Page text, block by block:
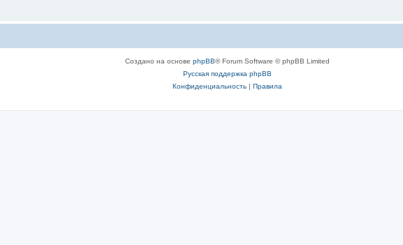
Создано на основе phpBB® Forum Software © phpBB Limited
Русская поддержка phpBB
Конфиденциальность| Правила